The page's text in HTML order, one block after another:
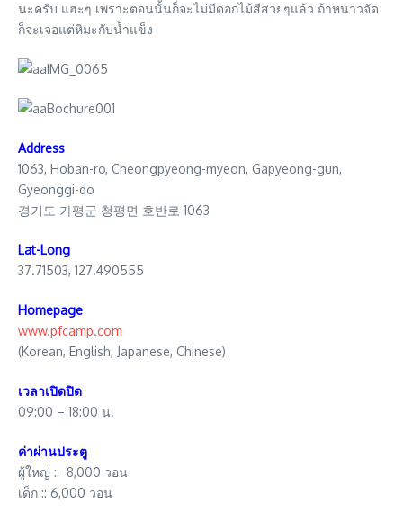
นะครับ แฮะๆ เพราะตอนนั้นก็จะไม่มีดอกไม้สีสวยๆแล้ว ถ้าหนาวจัด
ก็จะเจอแต่หิมะกับน้ำแข็ง
Address
1063, Hoban-ro, Cheongpyeong-myeon, Gapyeong-gun,
Gyeonggi-do
경기도 가평군 청평면 호반로 1063
Lat-Long
37.71503, 127.490555
Homepage
www.pfcamp.com
(Korean, English, Japanese, Chinese)
เวลาเปิดปิด
09:00 – 18:00 น.
ค่าผ่านประตู
ผู้ใหญ่ :: 8,000 วอน
เด็ก :: 6,000 วอน